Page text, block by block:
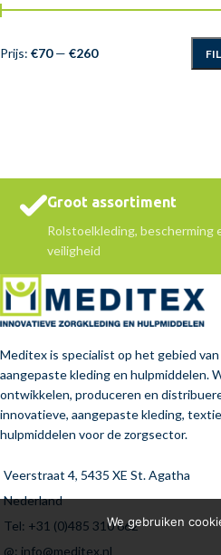
Prijs: €70— €260
Groot assortiment
Rolstoelkleding, bescherming
veiligheid
Meditex is specialist op het gebied van
aangepaste kleding en hulpmiddelen.
ontwikkelen, produceren en
innovatieve, aangepaste kleding,
hulpmiddelen voor de zorgsector.
Veerstraat 4, 5435 XE St. Agatha
Nederland
Tel: +31 (0)485 310 662
@: info@meditex.nl
We gebruiken